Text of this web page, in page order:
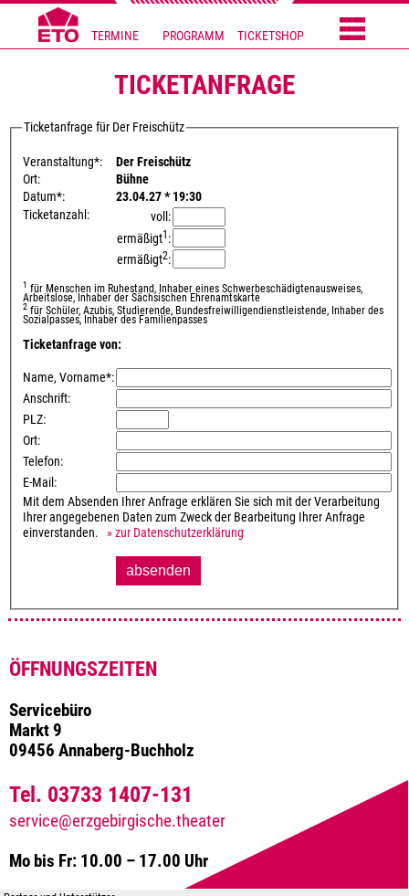
TERMINE PROGRAMM TICKETSHOP
TICKETANFRAGE
Ticketanfrage für Der Freischütz
Veranstaltung*:
Der Freischütz
Ort:
Bühne
Datum*:
23.04.27 * 19:30
Ticketanzahl:
voll:
ermäßigt1 :
ermäßigt2:
1 für Menschen im Ruhestand, Inhaber eines Schwerbeschädigtenausweises,
Arbeitslose, Inhaber der Sächsischen Ehrenamtskarte
2für Schüler, Azubis, Studierende, Bundesfreiwilligendienstleistende, Inhaber des
Sozialpasses, Inhaber des Familienpasses
Ticketanfrage von:
Name, Vorname*:
Anschrift:
PLZ:
Ort:
Telefon:
E-Mail:
Mit dem Absenden Ihrer Anfrage erklären Sie sich mit der Verarbeitung
Ihrer angegebenen Daten zum Zweck der Bearbeitung Ihrer Anfrage
einverstanden. » zur Datenschutzerklärung
ÖFFNUNGSZEITEN
Servicebüro
Markt 9
09456 Annaberg-Buchholz
Tel. 03733 1407-131
service@erzgebirgische.theater
Mo bis Fr: 10.00 – 17.00 Uhr